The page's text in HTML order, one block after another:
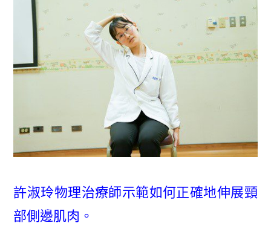
許淑玲物理治療師示範如何正確地伸展頸
部側邊肌肉。